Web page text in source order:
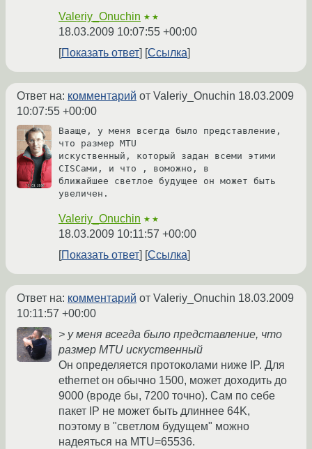
Valeriy_Onuchin ★★
18.03.2009 10:07:55 +00:00
Показать ответ
Ссылка
Ответ на: комментарий от Valeriy_Onuchin 18.03.2009
10:07:55 +00:00
Вааще, у меня всегда было представление,
что размер MTU
искуственный, который задан всеми этими
CISCaми, и что , воможно, в
ближайшее светлое будущее он может быть
увеличен.
Valeriy_Onuchin ★★
18.03.2009 10:11:57 +00:00
Показать ответ
Ссылка
Ответ на: комментарий от Valeriy_Onuchin 18.03.2009
10:11:57 +00:00
> у меня всегда было представление, что
размер MTU искуственный
Он определяется протоколами ниже IP. Для
ethernet он обычно 1500, может доходить до
9000 (вроде бы, 7200 точно). Сам по себе
пакет IP не может быть длиннее 64K,
поэтому в "светлом будущем" можно
надеяться на MTU=65536.